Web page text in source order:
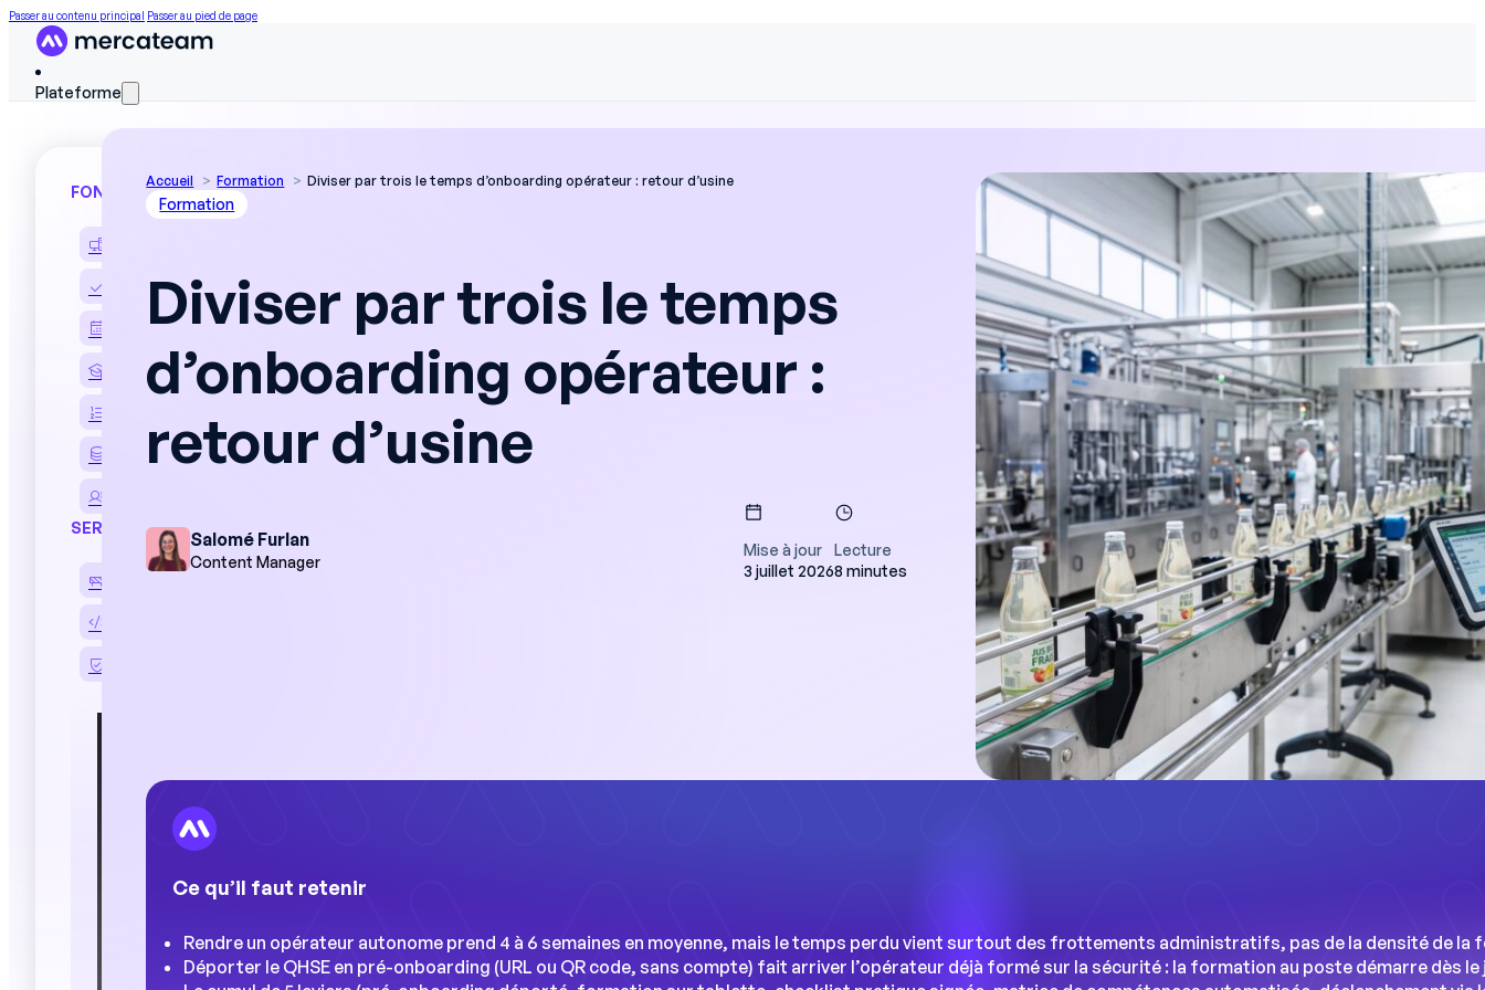
Passer au contenu principal Passer au pied de page
Plateforme
FONCTIONNALITÉS
Matrice de compétences
Planning d’affectation
Formation des opérateurs
Données terrain
SERVICES
Cas clients
Accueil Formation Diviser par trois le temps d’onboarding opérateur : retour d’usine
Formation
Diviser par trois le temps
d’onboarding opérateur :
retour d’usine
Salomé Furlan
Content Manager
Mise à jour
3 juillet 2026
Lecture
8 minutes
Ce qu’il faut retenir
Rendre un opérateur autonome prend 4 à 6 semaines en moyenne, mais le temps perdu vient surtout des frottements administratifs, pas de la densité de la
Déporter le QHSE en pré-onboarding (URL ou QR code, sans compte) fait arriver l’opérateur déjà formé sur la sécurité : la formation au poste démarre dès le